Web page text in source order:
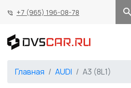
+7 (965) 196-08-78
Главная AUDI A3 (8L1)